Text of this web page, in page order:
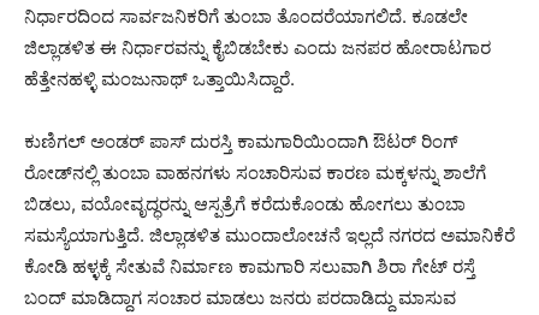
ನಿರ್ಧಾರದಿಂದ ಸಾರ್ವಜನಿಕರಿಗೆ ತುಂಬಾ ತೊಂದರೆಯಾಗಲಿದೆ. ಕೂಡಲೇ
ಜಿಲ್ಲಾಡಳಿತ ಈ ನಿರ್ಧಾರವನ್ನು ಕೈಬಿಡಬೇಕು ಎಂದು ಜನಪರ ಹೋರಾಟಗಾರ
ಹೆತ್ತೇನಹಳ್ಳಿ ಮಂಜುನಾಥ್ ಒತ್ತಾಯಿಸಿದ್ದಾರೆ.
ಕುಣಿಗಲ್ ಅಂಡರ್ ಪಾಸ್ ದುರಸ್ತಿ ಕಾಮಗಾರಿಯಿಂದಾಗಿ ಔಟರ್ ರಿಂಗ್
ರೋಡ್‌ನಲ್ಲಿ ತುಂಬಾ ವಾಹನಗಳು ಸಂಚಾರಿಸುವ ಕಾರಣ ಮಕ್ಕಳನ್ನು ಶಾಲೆಗೆ
ಬಿಡಲು, ವಯೋವೃದ್ಧರನ್ನು ಆಸ್ಪತ್ರೆಗೆ ಕರೆದುಕೊಂಡು ಹೋಗಲು ತುಂಬಾ
ಸಮಸ್ಯೆಯಾಗುತ್ತಿದೆ. ಜಿಲ್ಲಾಡಳಿತ ಮುಂದಾಲೋಚನೆ ಇಲ್ಲದೆ ನಗರದ ಅಮಾನಿಕೆರೆ
ಕೋಡಿ ಹಳ್ಳಕ್ಕೆ ಸೇತುವೆ ನಿರ್ಮಾಣ ಕಾಮಗಾರಿ ಸಲುವಾಗಿ ಶಿರಾ ಗೇಟ್ ರಸ್ತೆ
ಬಂದ್ ಮಾಡಿದ್ದಾಗ ಸಂಚಾರ ಮಾಡಲು ಜನರು ಪರದಾಡಿದ್ದು ಮಾಸುವ